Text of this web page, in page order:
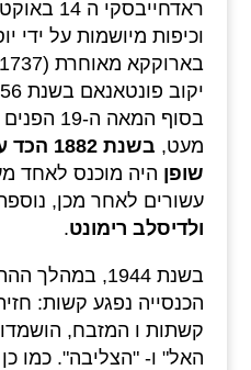
וכיפות מיושמות על ידי
יקוב פונטאנאם בשנת 1756.
בסוף
מעט,
בשנת
שופן היה מוכנס לאחד
עשורים לאחר מכן,
ולדיסלב רימונט.
בשנת 1944,
הכנסייה נפגע קשות:
קשתות ו המזבח,
האל" ו- "הצליבה". כמו